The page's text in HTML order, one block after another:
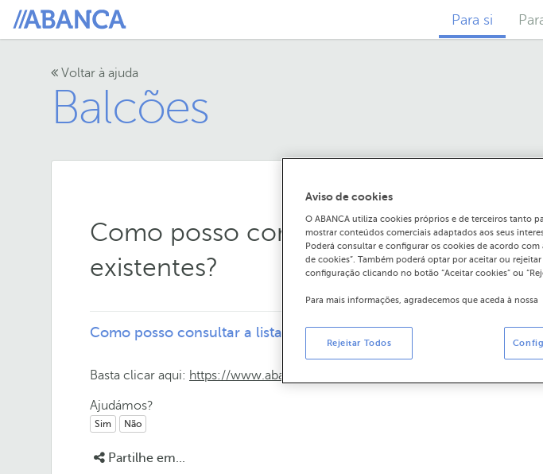
Para si
Voltar à ajuda
Balcões
Como posso consultar a lista de
existentes?
Como posso consultar a lista de Balcões existentes?
Basta clicar aqui: https://www.abanca.pt/pt/balcoes/
Ajudámos?
Sim Não
Partilhe em...
Aviso de cookies
O ABANCA utiliza cookies próprios e de terceiros tanto
mostrar conteúdos comerciais adaptados aos seus
Poderá consultar e configurar os cookies de acordo
de cookies”. Também poderá optar por aceitar ou
configuração clicando no botão “Aceitar cookies” ou
Para mais informações, agradecemos que aceda à nossa
Rejeitar Todos